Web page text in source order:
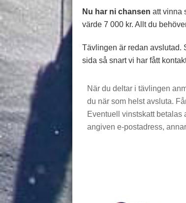
Nu har ni chansen att vinna
värde 7 000 kr. Allt du
Tävlingen är redan avslutad.
sida så snart vi har fått
När du deltar i tävlingen
du när som helst avsluta.
Eventuell vinstskatt betalas
angiven e-postadress,